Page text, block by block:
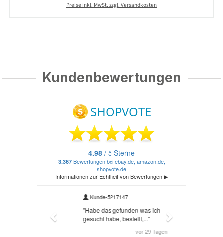
Preise inkl. MwSt. zzgl. Versandkosten
Kundenbewertungen